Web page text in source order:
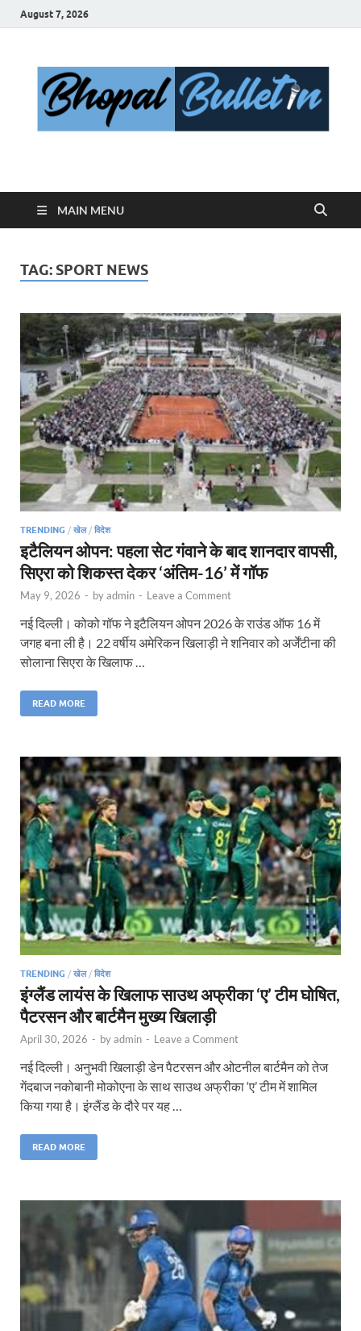
August 7, 2026
Bhopal Bulletin
MAIN MENU
TAG: SPORT NEWS
TRENDING / खेल/ विदेश
इटैलियन ओपन: पहला सेट गंवाने के बाद शानदार वापसी,
सिएरा को शिकस्त देकर ‘अंतिम-16’ में गॉफ
May 9, 2026 - byadmin - Leave a Comment
नई दिल्ली। कोको गॉफ ने इटैलियन ओपन 2026 के राउंड ऑफ 16 में
जगह बना ली है। 22 वर्षीय अमेरिकन खिलाड़ी ने शनिवार को अर्जेंटीना की
सोलाना सिएरा के खिलाफ …
READ MORE
TRENDING / खेल/ विदेश
इंग्लैंड लायंस के खिलाफ साउथ अफ्रीका ‘ए’ टीम घोषित,
पैटरसन और बार्टमैन मुख्य खिलाड़ी
April 30, 2026 - byadmin - Leave a Comment
नई दिल्ली। अनुभवी खिलाड़ी डेन पैटरसन और ओटनील बार्टमैन को तेज
गेंदबाज नकोबानी मोकोएना के साथ साउथ अफ्रीका ‘ए’ टीम में शामिल
किया गया है। इंग्लैंड के दौरे पर यह …
READ MORE